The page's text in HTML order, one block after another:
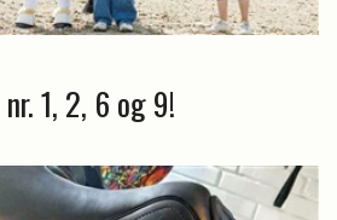
1, 2, 6 og 9!